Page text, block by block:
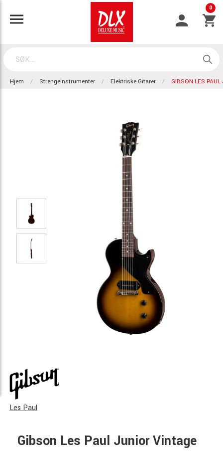
0
Hjem Strengeinstrumenter Elektriske Gitarer GIBSON LES
Les Paul
Gibson Les Paul Junior Vintage